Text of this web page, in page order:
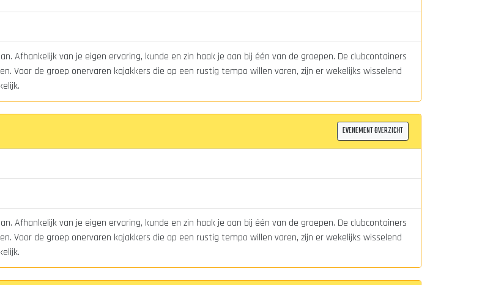
Afhankelijk van je eigen ervaring, kunde en zin haak je aan bij één van de groepen. De clubcontainers
Voor de groep onervaren kajakkers die op een rustig tempo willen varen, zijn er wekelijks wisselend
EVENEMENT OVERZICHT
Afhankelijk van je eigen ervaring, kunde en zin haak je aan bij één van de groepen. De clubcontainers
Voor de groep onervaren kajakkers die op een rustig tempo willen varen, zijn er wekelijks wisselend